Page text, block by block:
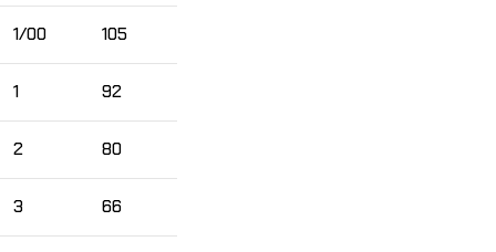
1/00 105
1 92
2 80
3 66